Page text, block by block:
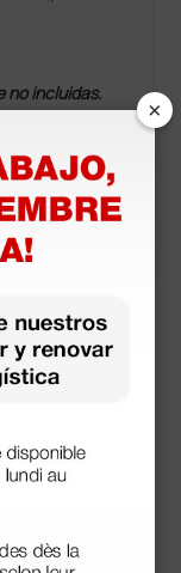
no incluidas.
los mangos
7376
×